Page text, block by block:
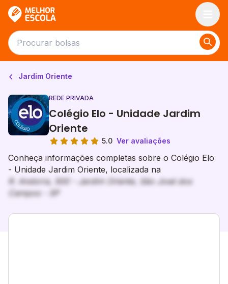
Jardim Oriente
REDE PRIVADA
Colégio Elo - Unidade Jardim
Oriente
5.0 Ver avaliações
Conheça informações completas sobre o Colégio Elo
- Unidade Jardim Oriente, localizada na
R. Andorra, 500 - Jardim Oriente, São José dos
Campos - SP